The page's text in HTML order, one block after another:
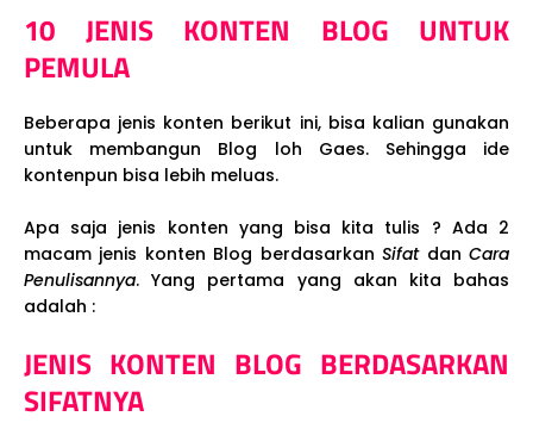
10 JENIS KONTEN BLOG UNTUK
PEMULA
Beberapa jenis konten berikut ini, bisa kalian gunakan
untuk membangun Blog loh Gaes. Sehingga ide
kontenpun bisa lebih meluas.
Apa saja jenis konten yang bisa kita tulis ? Ada 2
macam jenis konten Blog berdasarkanSifatdanCara
Penulisannya. Yang pertama yang akan kita bahas
adalah :
JENIS KONTEN BLOG BERDASARKAN
SIFATNYA